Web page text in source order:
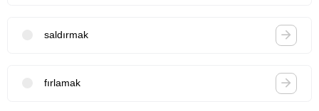
saldırmak
fırlamak